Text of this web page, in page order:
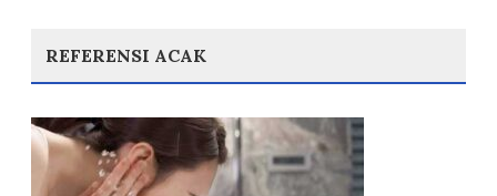
REFERENSI ACAK